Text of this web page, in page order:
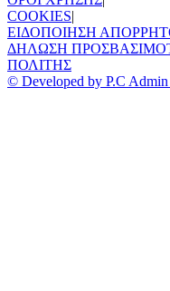
COOKIES|
ΕΙΔΟΠΟΙΗΣΗ
ΔΗΛΩΣΗ
ΠΟΛΙΤΗΣ
© Developed by P.C